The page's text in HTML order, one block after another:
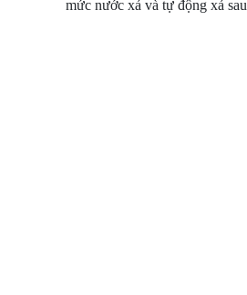
mức nước xả và tự động xả